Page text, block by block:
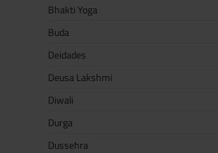
Bhakti Yoga
Buda
Deidades
Deusa Lakshmi
Diwali
Durga
Dussehra